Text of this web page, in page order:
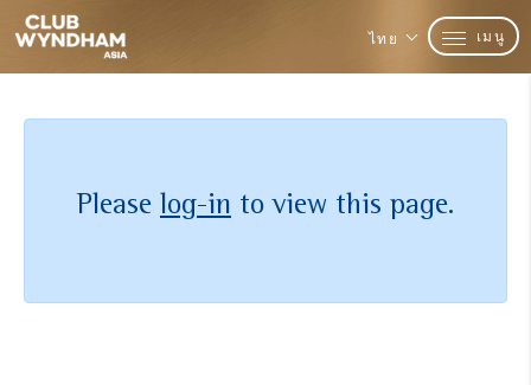
ไทย เมนู
Please log-in to view this page.